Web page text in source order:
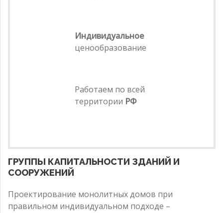
Индивидуальное
ценообразование
Работаем по всей
территории РФ
ГРУППЫ КАПИТАЛЬНОСТИ ЗДАНИЙ И
СООРУЖЕНИЙ
Проектирование монолитных домов при
правильном индивидуальном подходе –